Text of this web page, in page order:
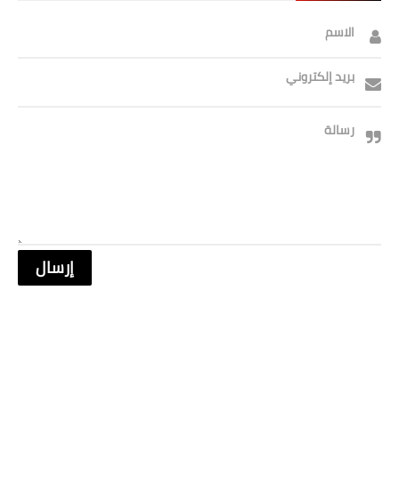
الاسم
بريد إلكتروني
رسالة